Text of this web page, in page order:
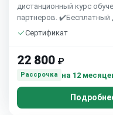
дистанционный курс
партнеров. ✔️Бесплатный
Сертификат
22 800 ₽
Рассрочка на 12